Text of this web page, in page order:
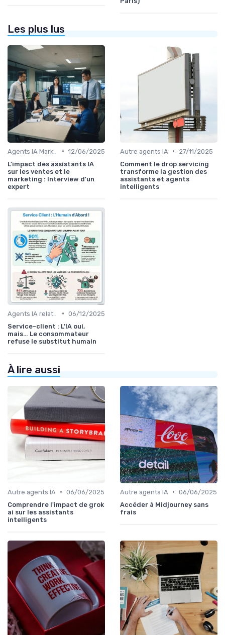
Les plus lus
• 12/06/2025
L'impact des assistants IA
sur les ventes et le
marketing : Interview d'un
expert
Autre agents IA •
27/11/2025
Comment le drop servicing
transforme la gestion des
assistants et agents
intelligents
• 06/12/2025
Service-client : L’IA oui,
mais… Le consommateur
refuse le substitut humain
À lire aussi
Autre agents IA • 06/06/2025
Comprendre l'impact de grok
ai sur les assistants
intelligents
Autre agents IA • 06/06/2025
Accéder à Midjourney sans
frais